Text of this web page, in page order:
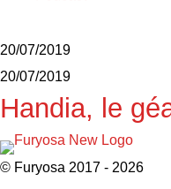
20/07/2019
20/07/2019
Handia, le
© Furyosa 2017 - 2026